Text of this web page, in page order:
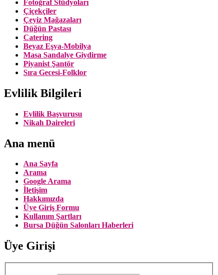
Fotoğraf Stüdyoları
Çiçekçiler
Çeyiz Mağazaları
Düğün Pastası
Catering
Beyaz Eşya-Mobilya
Masa Sandalye Giydirme
Piyanist Şantör
Sıra Gecesi-Folklor
Evlilik Bilgileri
Evlilik Başvurusu
Nikah Daireleri
Ana menü
Ana Sayfa
Arama
Google Arama
İletişim
Hakkımızda
Üye Giriş Formu
Kullanım Şartları
Bursa Düğün Salonları Haberleri
Üye Girişi